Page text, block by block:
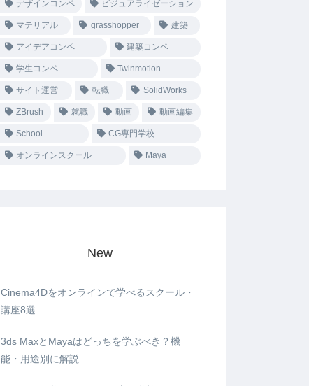
デザインコンペ ビジュアライゼーション
マテリアル grasshopper 建築
アイデアコンペ 建築コンペ
学生コンペ Twinmotion
サイト運営 転職 SolidWorks
ZBrush 就職 動画 動画編集
School CG専門学校
オンラインスクール Maya
New
Cinema4Dをオンラインで学べるスクール・
講座8選
3ds MaxとMayaはどっちを学ぶべき？機
能・用途別に解説